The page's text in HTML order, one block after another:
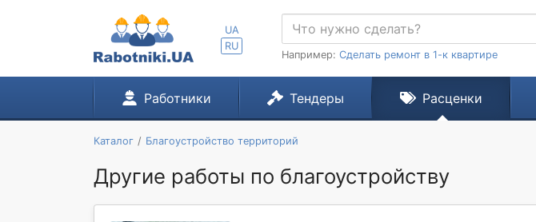
UA
RU
Например: Сделать ремонт в 1-к квартире
Работники Тендеры Расценки
Каталог Благоустройство территорий
Другие работы по благоустройству